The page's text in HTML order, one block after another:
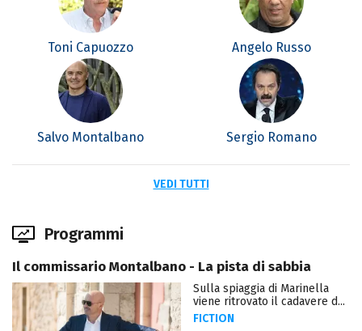
Toni Capuozzo Angelo Russo
Salvo Montalbano Sergio Romano
VEDI TUTTI
Programmi
Il commissario Montalbano - La pista di sabbia
Sulla spiaggia di Marinella
viene ritrovato il cadavere d...
FICTION